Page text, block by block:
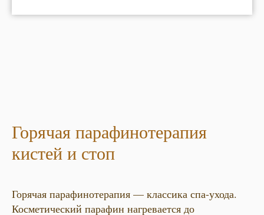
Горячая парафинотерапия
кистей и стоп
Горячая парафинотерапия — классика спа-ухода.
Косметический парафин нагревается до